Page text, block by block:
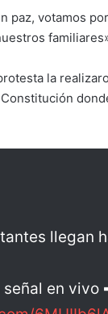
paz, votamos
la
llegan
señal en vivo